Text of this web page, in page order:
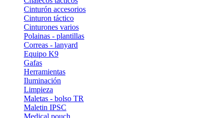
Cinturón accesorios
Cinturon táctico
Cinturones varios
Polainas - plantillas
Correas - lanyard
Equipo K9
Gafas
Herramientas
Iluminación
Limpieza
Maletas - bolso TR
Maletin IPSC
Medical pouch